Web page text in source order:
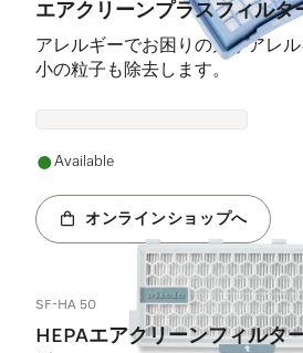
エアクリーンプラスフィルタ
アレルギーでお困りの方がアレ
小の粒子も除去します。
Available
オンラインショップへ
SF-HA 50
HEPAエアクリーンフィルタ